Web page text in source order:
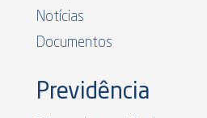
Notícias
Documentos
Previdência